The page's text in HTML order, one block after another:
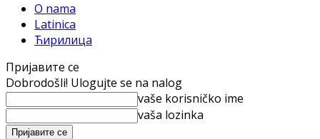
O nama
Latinica
Ћирилица
Пријавите се
Dobrodošli! Ulogujte se na nalog
vaše korisničko ime
vaša lozinka